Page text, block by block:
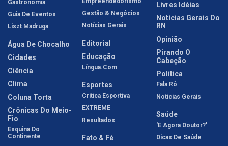
Gastronomia
Guia De Eventos
Liszt Madruga
Água De Chocalho
Cidades
Ciência
Clima
Coluna Torta
Crônicas Do Meio-
Fio
Esquina Do
Continente
Gestão & Negócios
Notícias Gerais
Editorial
Educação
Língua.com
Esportes
Crítica Esportiva
EXTREME
Resultados
Fato & Fé
Livres Idéias
Notícias Gerais Do
RN
Opinião
Pirando O
Cabeção
Política
Fala Rô
Notícias Gerais
Saúde
'E Agora Doutor?'
Dicas De Saúde